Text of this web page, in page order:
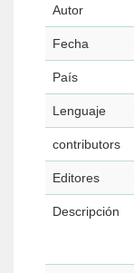
Autor
Fecha
País
Lenguaje
contributors
Editores
Descripción